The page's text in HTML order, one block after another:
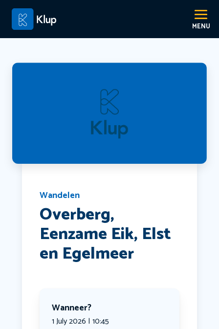
Wandelen
Overberg,
Eenzame Eik, Elst
en Egelmeer
Wanneer?
1 July 2026 | 10:45